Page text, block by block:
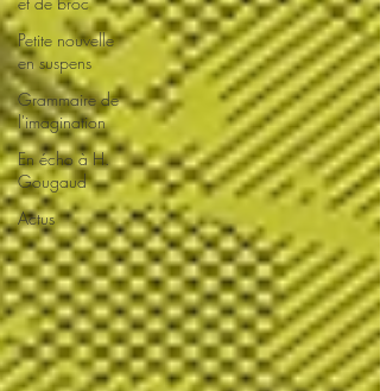
Petite nouvelle
en suspens
Grammaire de
l'imagination
En écho à H.
Gougaud
Actus